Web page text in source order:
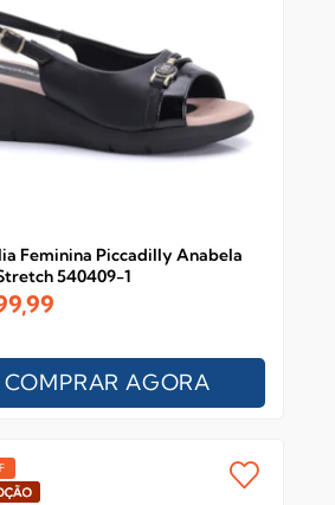
Feminina Piccadilly Anabela
540409-1
COMPRAR AGORA